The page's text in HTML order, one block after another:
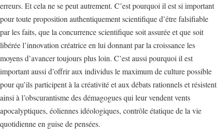
erreurs. Et cela ne se peut autrement. C’est pourquoi il est si important
pour toute proposition authentiquement scientifique d’être falsifiable
par les faits, que la concurrence scientifique soit assurée et que soit
libérée l’innovation créatrice en lui donnant par la croissance les
moyens d’avancer toujours plus loin. C’est aussi pourquoi il est
important aussi d’offrir aux individus le maximum de culture possible
pour qu’ils participent à la créativité et aux débats rationnels et résistent
ainsi à l’obscurantisme des démagogues qui leur vendent vents
apocalyptiques, éoliennes idéologiques, contrôle étatique de la vie
quotidienne en guise de pensées.